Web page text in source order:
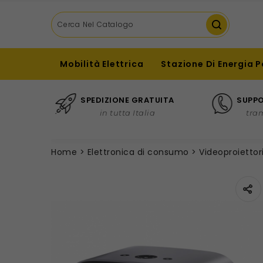
Mobilità Elettrica Stazione Di Energia
SPEDIZIONE GRATUITA
in tutta Italia
Home Elettronica di consumo